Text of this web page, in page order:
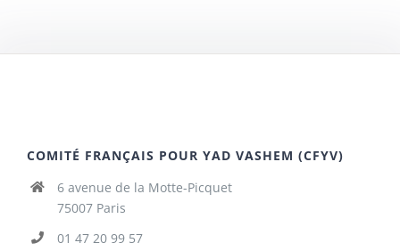
COMITÉ FRANÇAIS POUR YAD VASHEM (CFYV)
6 avenue de la Motte-Picquet
75007 Paris
01 47 20 99 57